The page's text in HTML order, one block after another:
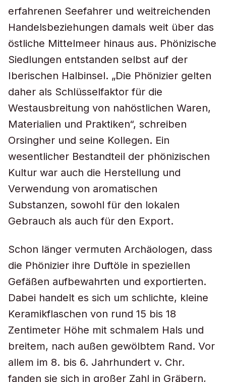
erfahrenen Seefahrer und weitreichenden
Handelsbeziehungen damals weit über das
östliche Mittelmeer hinaus aus. Phönizische
Siedlungen entstanden selbst auf der
Iberischen Halbinsel. „Die Phönizier gelten
daher als Schlüsselfaktor für die
Westausbreitung von nahöstlichen Waren,
Materialien und Praktiken“, schreiben
Orsingher und seine Kollegen. Ein
wesentlicher Bestandteil der phönizischen
Kultur war auch die Herstellung und
Verwendung von aromatischen
Substanzen, sowohl für den lokalen
Gebrauch als auch für den Export.
Schon länger vermuten Archäologen, dass
die Phönizier ihre Duftöle in speziellen
Gefäßen aufbewahrten und exportierten.
Dabei handelt es sich um schlichte, kleine
Keramikflaschen von rund 15 bis 18
Zentimeter Höhe mit schmalem Hals und
breitem, nach außen gewölbtem Rand. Vor
allem im 8. bis 6. Jahrhundert v. Chr.
fanden sie sich in großer Zahl in Gräbern,